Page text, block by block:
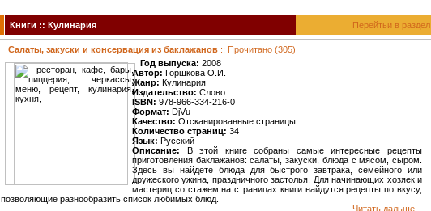
Книги :: Кулинария Перейтьи в раздел
Салаты, закуски и консервация из баклажанов :: Прочитано (305)
Год выпуска: 2008
Автор: Горшкова О.И.
Жанр: Кулинария
Издательство: Слово
ISBN: 978-966-334-216-0
Формат: DjVu
Качество: Отсканированные страницы
Количество страниц: 34
Язык: Русский
Описание: В этой книге собраны самые интересные рецепты
приготовления баклажанов: салаты, закуски, блюда с мясом, сыром.
Здесь вы найдете блюда для быстрого завтрака, семейного или
дружеского ужина, праздничного застолья. Для начинающих хозяек и
мастериц со стажем на страницах книги найдутся рецепты по вкусу,
позволяющие разнообразить список любимых блюд.
Читать дальше...